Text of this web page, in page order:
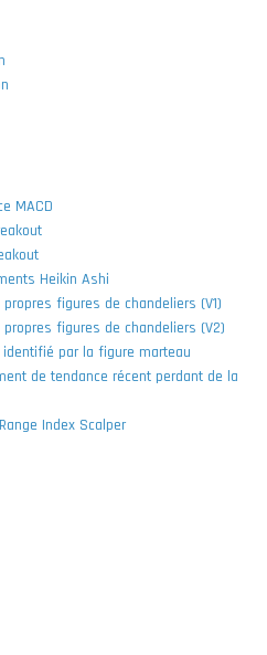
MACD
Heikin Ashi
figures de chandeliers (V1)
figures de chandeliers (V2)
par la figure marteau
de tendance récent perdant de la
Index Scalper